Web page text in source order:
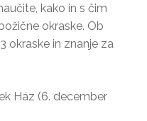
kako in s čim
okraske. Ob
okraske in znanje za
Ház (6. december